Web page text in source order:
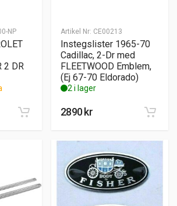
NP
2 DR
Artikel Nr: CE00213
Instegslister 1965-70
Cadillac, 2-Dr med
FLEETWOOD Emblem,
(Ej 67-70 Eldorado)
2 i lager
2890kr